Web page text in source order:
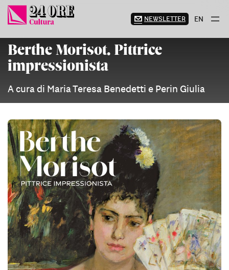
Vai
contenuto
NEWSLETTER EN
Berthe Morisot. Pittrice
impressionista
A cura di Maria Teresa Benedetti e Perin Giulia